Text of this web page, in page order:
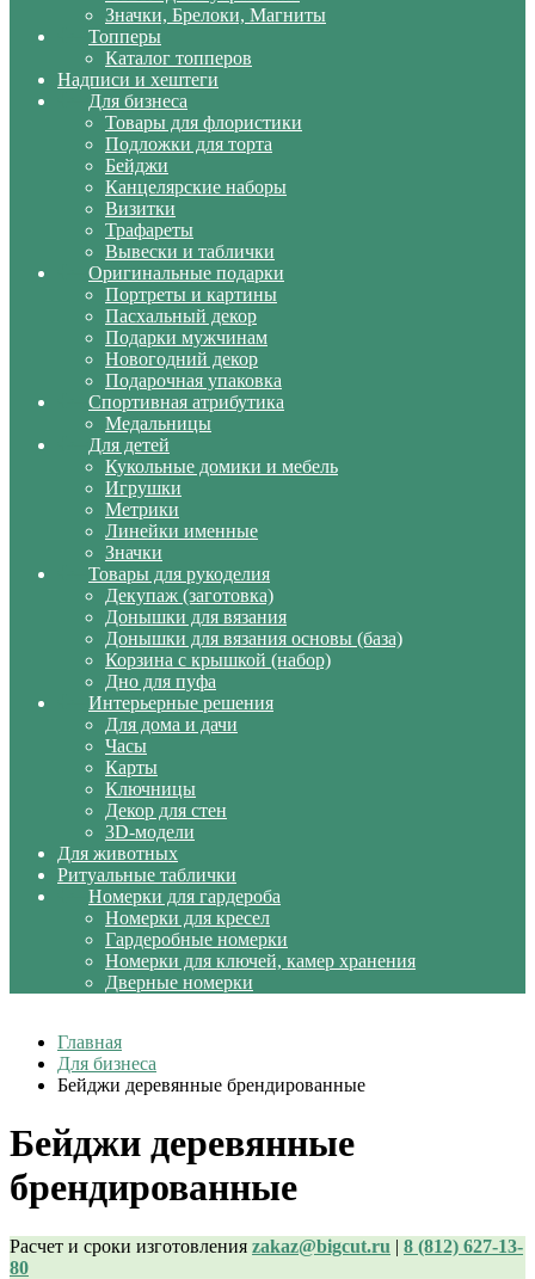
Значки, Брелоки, Магниты
Топперы
Каталог топперов
Надписи и хештеги
Для бизнеса
Товары для флористики
Подложки для торта
Бейджи
Канцелярские наборы
Визитки
Трафареты
Вывески и таблички
Оригинальные подарки
Портреты и картины
Пасхальный декор
Подарки мужчинам
Новогодний декор
Подарочная упаковка
Спортивная атрибутика
Медальницы
Для детей
Кукольные домики и мебель
Игрушки
Метрики
Линейки именные
Значки
Товары для рукоделия
Декупаж (заготовка)
Донышки для вязания
Донышки для вязания основы (база)
Корзина с крышкой (набор)
Дно для пуфа
Интерьерные решения
Для дома и дачи
Часы
Карты
Ключницы
Декор для стен
3D-модели
Для животных
Ритуальные таблички
Номерки для гардероба
Номерки для кресел
Гардеробные номерки
Номерки для ключей, камер хранения
Дверные номерки
Главная
Для бизнеса
Бейджи деревянные брендированные
Бейджи деревянные
брендированные
Расчет и сроки изготовления zakaz@bigcut.ru | 8 (812) 627-13-
80